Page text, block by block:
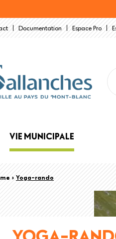
Documentation Espace Pro
Main
navigation
VIE MUNICIPALE
› Yoga-rando